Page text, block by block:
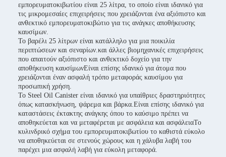
εμπορευματοκιβωτίου είναι 25 λίτρα, το οποίο είναι ιδανικό για
τις μικρομεσαίες επιχειρήσεις που χρειάζονται ένα αξιόπιστο και
ανθεκτικό εμπορευματοκιβώτιο για τις ανάγκες αποθήκευσης
καυσίμων.
Το βαρέλι 25 λίτρων είναι κατάλληλο για μια ποικιλία
περιπτώσεων και σεναρίων.και άλλες βιομηχανικές επιχειρήσεις
που απαιτούν αξιόπιστο και ανθεκτικό δοχείο για την
αποθήκευση καυσίμωνΕίναι επίσης ιδανικό για άτομα που
χρειάζονται έναν ασφαλή τρόπο μεταφοράς καυσίμου για
προσωπική χρήση.
Το Steel Oil Canister είναι ιδανικό για υπαίθριες δραστηριότητες
όπως κατασκήνωση, ψάρεμα και βάρκα.Είναι επίσης ιδανικό για
καταστάσεις έκτακτης ανάγκης όπου το καύσιμο πρέπει να
αποθηκεύεται και να μεταφέρεται με ασφάλεια και ασφάλειαΤο
κυλινδρικό σχήμα του εμπορευματοκιβωτίου το καθιστά εύκολο
να αποθηκεύεται σε στενούς χώρους και η χάλυβα λαβή του
παρέχει μια ασφαλή λαβή για εύκολη μεταφορά.